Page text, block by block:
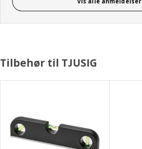
Tilbehør til TJUSIG